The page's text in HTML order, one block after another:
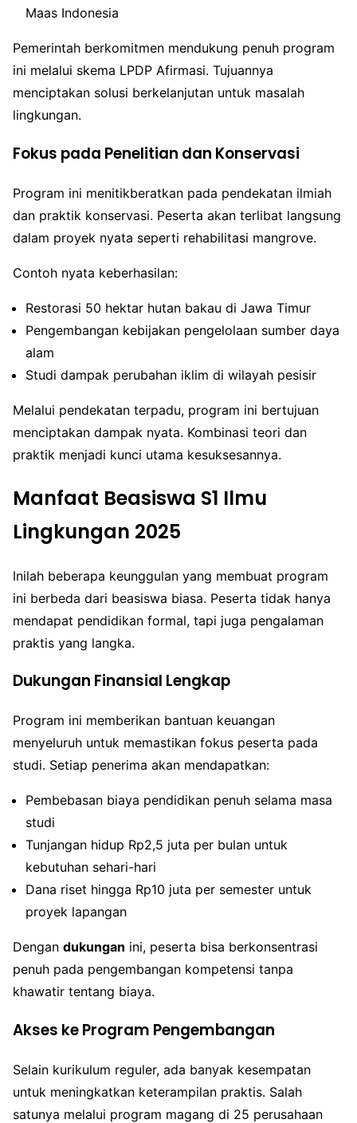
Maas Indonesia
Pemerintah berkomitmen mendukung penuh program
ini melalui skema LPDP Afirmasi. Tujuannya
menciptakan solusi berkelanjutan untuk masalah
lingkungan.
Fokus pada Penelitian dan Konservasi
Program ini menitikberatkan pada pendekatan ilmiah
dan praktik konservasi. Peserta akan terlibat langsung
dalam proyek nyata seperti rehabilitasi mangrove.
Contoh nyata keberhasilan:
Restorasi 50 hektar hutan bakau di Jawa Timur
Pengembangan kebijakan pengelolaan sumber daya
alam
Studi dampak perubahan iklim di wilayah pesisir
Melalui pendekatan terpadu, program ini bertujuan
menciptakan dampak nyata. Kombinasi teori dan
praktik menjadi kunci utama kesuksesannya.
Manfaat Beasiswa S1 Ilmu
Lingkungan 2025
Inilah beberapa keunggulan yang membuat program
ini berbeda dari beasiswa biasa. Peserta tidak hanya
mendapat pendidikan formal, tapi juga pengalaman
praktis yang langka.
Dukungan Finansial Lengkap
Program ini memberikan bantuan keuangan
menyeluruh untuk memastikan fokus peserta pada
studi. Setiap penerima akan mendapatkan:
Pembebasan biaya pendidikan penuh selama masa
studi
Tunjangan hidup Rp2,5 juta per bulan untuk
kebutuhan sehari-hari
Dana riset hingga Rp10 juta per semester untuk
proyek lapangan
Dengan dukungan ini, peserta bisa berkonsentrasi
penuh pada pengembangan kompetensi tanpa
khawatir tentang biaya.
Akses ke Program Pengembangan
Selain kurikulum reguler, ada banyak kesempatan
untuk meningkatkan keterampilan praktis. Salah
satunya melalui program magang di 25 perusahaan